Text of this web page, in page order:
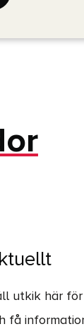
utkik här
få